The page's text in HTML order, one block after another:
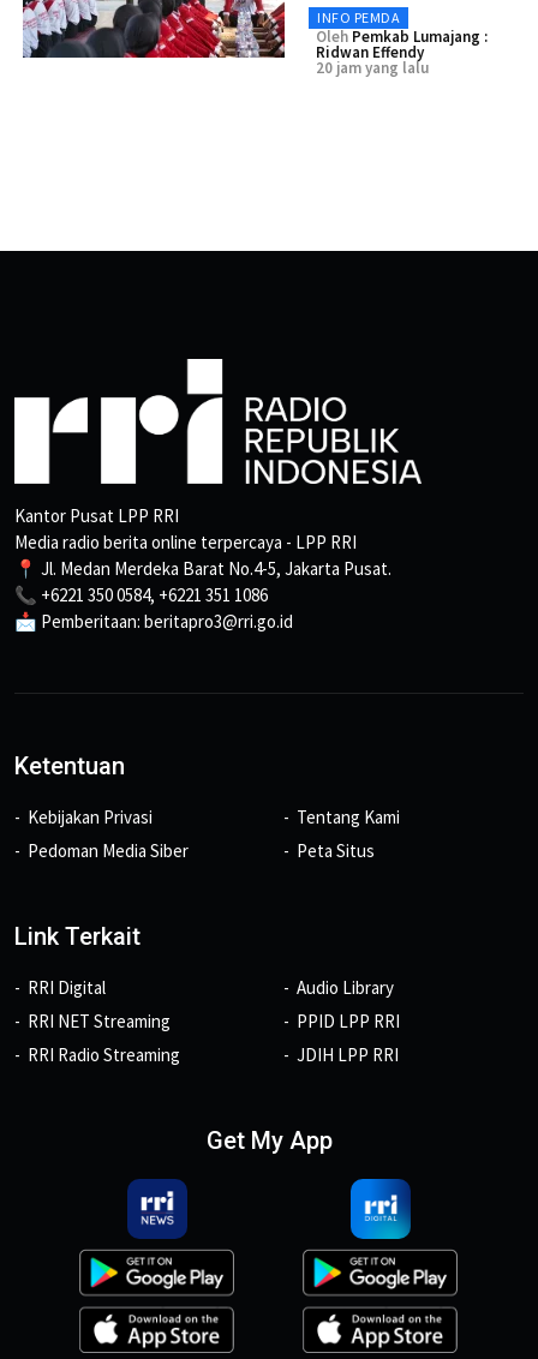
INFO PEMDA
Oleh Pemkab Lumajang :
Ridwan Effendy
20 jam yang lalu
Kantor Pusat LPP RRI
Media radio berita online terpercaya - LPP RRI
📍 Jl. Medan Merdeka Barat No.4-5, Jakarta Pusat.
📞 +6221 350 0584, +6221 351 1086
📩 Pemberitaan: beritapro3@rri.go.id
Ketentuan
Kebijakan Privasi
Pedoman Media Siber
Tentang Kami
Peta Situs
Link Terkait
RRI Digital
RRI NET Streaming
RRI Radio Streaming
Audio Library
PPID LPP RRI
JDIH LPP RRI
Get My App